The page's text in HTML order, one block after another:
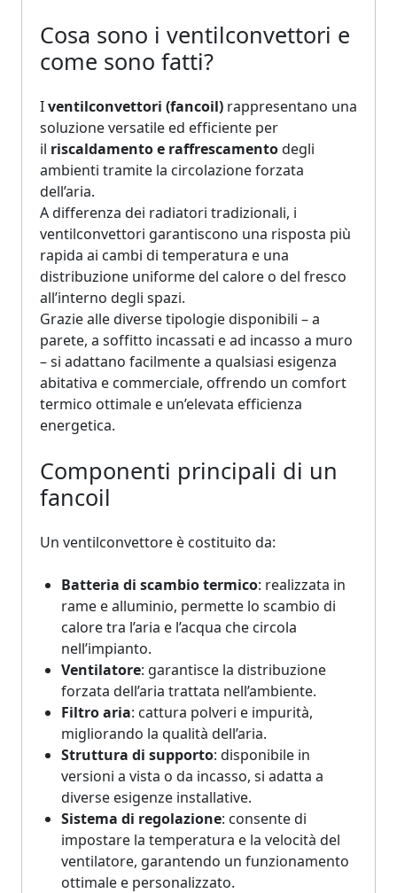
Cosa sono i ventilconvettori e
come sono fatti?
Iventilconvettori (fancoil) rappresentano una
soluzione versatile ed efficiente per
il riscaldamento e raffrescamentodegli
ambienti tramite la circolazione forzata
dell’aria.
A differenza dei radiatori tradizionali, i
ventilconvettori garantiscono una risposta più
rapida ai cambi di temperatura e una
distribuzione uniforme del calore o del fresco
all’interno degli spazi.
Grazie alle diverse tipologie disponibili – a
parete, a soffitto incassati e ad incasso a muro
– si adattano facilmente a qualsiasi esigenza
abitativa e commerciale, offrendo un comfort
termico ottimale e un’elevata efficienza
energetica.
Componenti principali di un
fancoil
Un ventilconvettore è costituito da:
Batteria di scambio termico: realizzata in
rame e alluminio, permette lo scambio di
calore tra l’aria e l’acqua che circola
nell’impianto.
Ventilatore: garantisce la distribuzione
forzata dell’aria trattata nell’ambiente.
Filtro aria: cattura polveri e impurità,
migliorando la qualità dell’aria.
Struttura di supporto: disponibile in
versioni a vista o da incasso, si adatta a
diverse esigenze installative.
Sistema di regolazione: consente di
impostare la temperatura e la velocità del
ventilatore, garantendo un funzionamento
ottimale e personalizzato.